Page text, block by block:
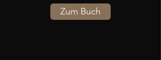
Zum Buch